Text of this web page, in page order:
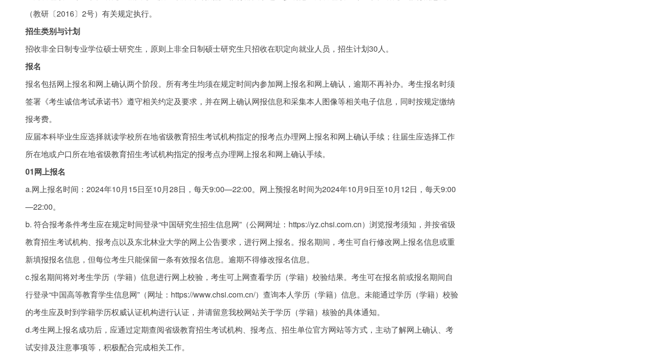
（教研〔2016〕2号）有关规定执行。
招生类别与计划
招收非全日制专业学位硕士研究生，原则上非全日制硕士研究生只招收在职定向就业人员，招生计划30人。
报名
报名包括网上报名和网上确认两个阶段。所有考生均须在规定时间内参加网上报名和网上确认，逾期不再补办。考生报名时须
签署《考生诚信考试承诺书》遵守相关约定及要求，并在网上确认网报信息和采集本人图像等相关电子信息，同时按规定缴纳
报考费。
应届本科毕业生应选择就读学校所在地省级教育招生考试机构指定的报考点办理网上报名和网上确认手续；往届生应选择工作
所在地或户口所在地省级教育招生考试机构指定的报考点办理网上报名和网上确认手续。
01网上报名
a.网上报名时间：2024年10月15日至10月28日，每天9:00—22:00。网上预报名时间为2024年10月9日至10月12日，每天9:00
—22:00。
b. 符合报考条件考生应在规定时间登录“中国研究生招生信息网”（公网网址：https://yz.chsi.com.cn）浏览报考须知，并按省级
教育招生考试机构、报考点以及东北林业大学的网上公告要求，进行网上报名。报名期间，考生可自行修改网上报名信息或重
新填报报名信息，但每位考生只能保留一条有效报名信息。逾期不得修改报名信息。
c.报名期间将对考生学历（学籍）信息进行网上校验，考生可上网查看学历（学籍）校验结果。考生可在报名前或报名期间自
行登录“中国高等教育学生信息网”（网址：https://www.chsi.com.cn/）查询本人学历（学籍）信息。未能通过学历（学籍）校验
的考生应及时到学籍学历权威认证机构进行认证，并请留意我校网站关于学历（学籍）核验的具体通知。
d.考生网上报名成功后，应通过定期查阅省级教育招生考试机构、报考点、招生单位官方网站等方式，主动了解网上确认、考
试安排及注意事项等，积极配合完成相关工作。